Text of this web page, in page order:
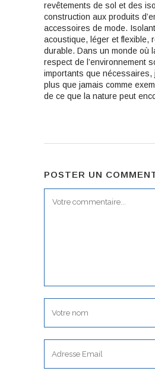
revêtements de sol et des
construction aux produits
accessoires de mode.
acoustique, léger et flexible,
durable. Dans un monde où
respect de l’environnement
importants que nécessaires,
plus que jamais comme
de ce que la nature peut
POSTER UN